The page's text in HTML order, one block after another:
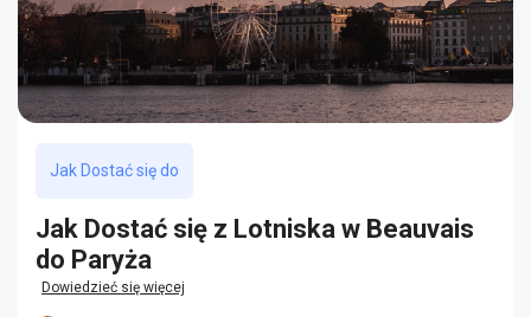
Jak Dostać się do
Jak Dostać się z Lotniska w Beauvais
do Paryża
Dowiedzieć się więcej